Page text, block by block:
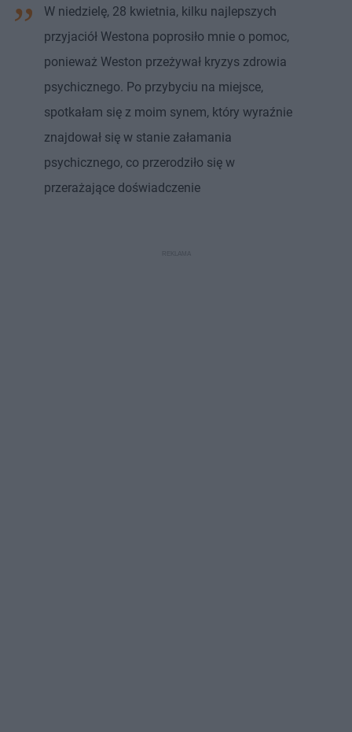
W niedzielę, 28 kwietnia, kilku najlepszych
przyjaciół Westona poprosiło mnie o pomoc,
ponieważ Weston przeżywał kryzys zdrowia
psychicznego. Po przybyciu na miejsce,
spotkałam się z moim synem, który wyraźnie
znajdował się w stanie załamania
psychicznego, co przerodziło się w
przerażające doświadczenie